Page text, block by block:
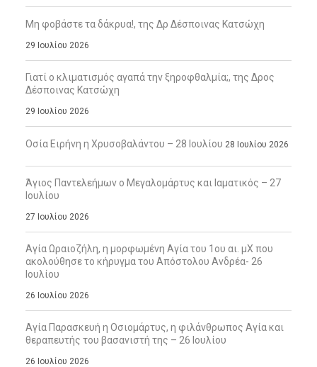
Μη φοβάστε τα δάκρυα!, της Δρ Δέσποινας Κατσώχη
29 Ιουλίου 2026
Γιατί ο κλιματισμός αγαπά την ξηροφθαλμία;, της Δρος
Δέσποινας Κατσώχη
29 Ιουλίου 2026
Οσία Ειρήνη η Χρυσοβαλάντου – 28 Ιουλίου 28 Ιουλίου 2026
Άγιος Παντελεήμων ο Μεγαλομάρτυς και Ιαματικός – 27
Ιουλίου
27 Ιουλίου 2026
Αγία Ωραιοζήλη, η μορφωμένη Αγία του 1ου αι. μΧ που
ακολούθησε το κήρυγμα του Απόστολου Ανδρέα- 26
Ιουλίου
26 Ιουλίου 2026
Αγία Παρασκευή η Οσιομάρτυς, η φιλάνθρωπος Αγία και
θεραπευτής του βασανιστή της – 26 Ιουλίου
26 Ιουλίου 2026